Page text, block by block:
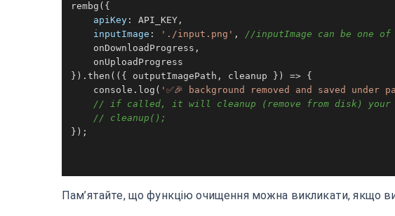
rembg ({
apiKey : API_KEY ,
inputImage : './input.png' , //inputImage can be one
    onDownloadProgress,
    onUploadProgress
}). then ( ( { outputImagePath, cleanup } ) => {
console . log ( '✅🎉 background removed and saved under
// if called, it will cleanup (remove from disk) your
// cleanup();
});
Пам’ятайте, що функцію очищення можна викликати, якщо